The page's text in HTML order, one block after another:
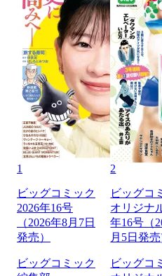
1
ビッグコミック
2026年16号
（2026年8月7日
発売）
ビッグコミック
2
ビッグコ
オリジナ
年16号（
月5日発
ビッグコ